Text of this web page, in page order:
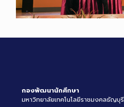
กองพัฒนานักศึกษา
มหาวิทยาลัยเทคโนโลยีราชมงคลธัญบุรี